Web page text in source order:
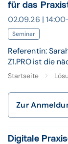
für das
02.09.26 |
Seminar
Referentin:
Z1.PRO ist die
Startseite
Zur
Digitale